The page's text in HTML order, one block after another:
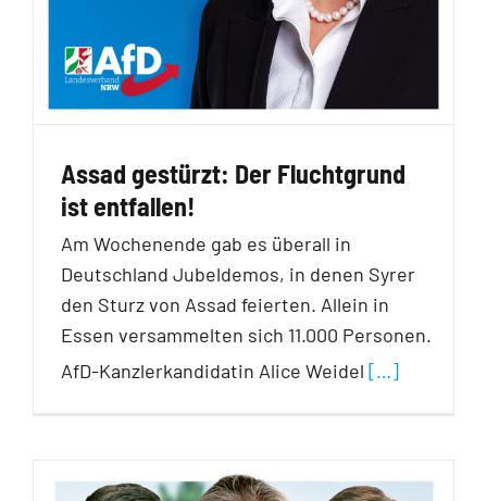
Assad gestürzt: Der Fluchtgrund
ist entfallen!
Am Wochenende gab es überall in
Deutschland Jubeldemos, in denen Syrer
den Sturz von Assad feierten. Allein in
Essen versammelten sich 11.000 Personen.
AfD-Kanzlerkandidatin Alice Weidel […]